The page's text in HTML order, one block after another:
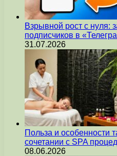
Взрывной рост с нуля:
подписчиков в
31.07.2026
Польза и особенности
сочетании с SPA
08.06.2026